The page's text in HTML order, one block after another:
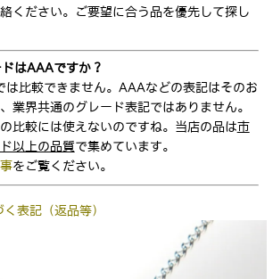
ください。ご要望に合う品を優先して探し
はAAAですか？
比較できません。AAAなどの表記はそのお
業界共通のグレード表記ではありません。
比較には使えないのですね。当店の品は市
以上の品質で集めています。
をご覧ください。
表記（返品等）